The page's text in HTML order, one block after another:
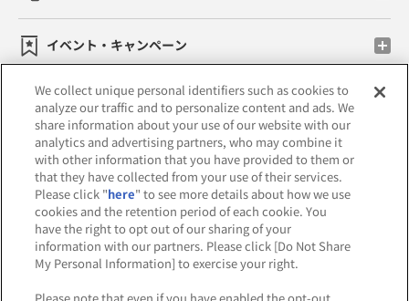
イベント・キャンペーン
関連会社 サステナビリティ サイトポリシー
プライバシーポリシー
ウェブアクセシビリティ方針と検証結果
お取引先さまとともに 食品のご提供について
カスタマーハラスメント対応方針
We collect unique personal identifiers such as cookies to
analyze our traffic and to personalize content and ads. We
share information about your use of our website with our
analytics and advertising partners, who may combine it
with other information that you have provided to them or
that they have collected from your use of their services.
Please click "here" to see more details about how we use
cookies and the retention period of each cookie. You
have the right to opt out of our sharing of your
information with our partners. Please click [Do Not Share
My Personal Information] to exercise your right.